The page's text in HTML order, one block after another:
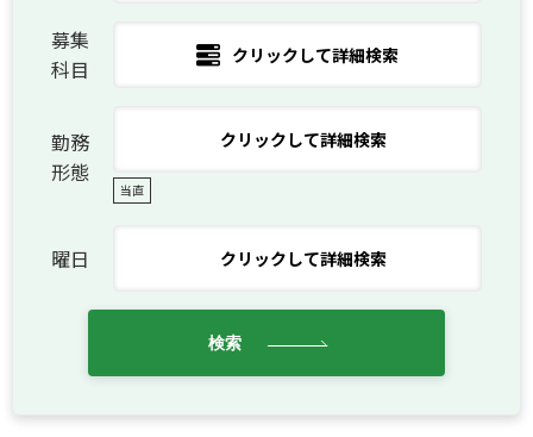
募集
科目
クリックして詳細検索
勤務
形態
クリックして詳細検索
当直
曜日 クリックして詳細検索
検索